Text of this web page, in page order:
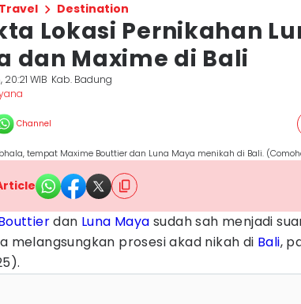
Travel Destination
Lokasi Pernikahan
dan Maxime di Bali
WIB Kab. Badung
Channel
tempat Maxime Bouttier dan Luna Maya menikah di Bali.
dan Luna Maya sudah sah menjadi
melangsungkan prosesi akad nikah di Bali,